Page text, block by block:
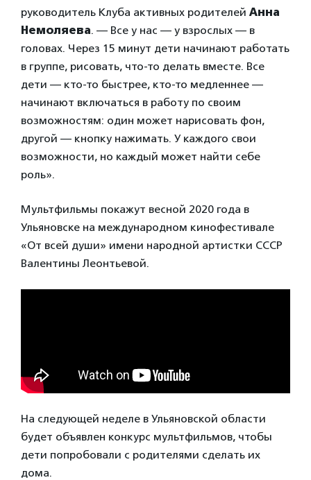
руководитель Клуба активных родителей Анна
Немоляева. — Все у нас — у взрослых — в
головах. Через 15 минут дети начинают работать
в группе, рисовать, что-то делать вместе. Все
дети — кто-то быстрее, кто-то медленнее —
начинают включаться в работу по своим
возможностям: один может нарисовать фон,
другой — кнопку нажимать. У каждого свои
возможности, но каждый может найти себе
роль».
Мультфильмы покажут весной 2020 года в
Ульяновске на международном кинофестивале
«От всей души» имени народной артистки СССР
Валентины Леонтьевой.
На следующей неделе в Ульяновской области
будет объявлен конкурс мультфильмов, чтобы
дети попробовали с родителями сделать их
дома.